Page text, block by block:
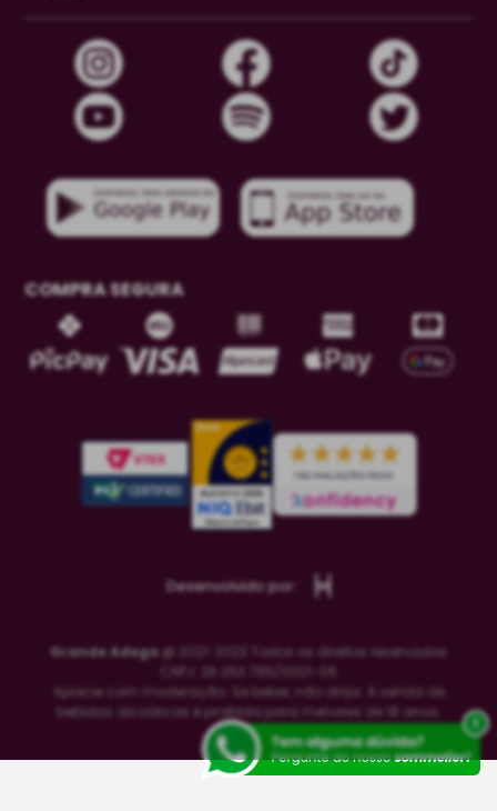
x
COMPRA SEGURA
Desenvolvido por:
Grande Adega @ 2021-2023 Todos os direitos reservados
CNPJ: 26.253.785/0001-06
Aprecie com moderação. Se beber, não dirija. A venda de
bebidas alcoólicas é proibida para menores de 18 anos.